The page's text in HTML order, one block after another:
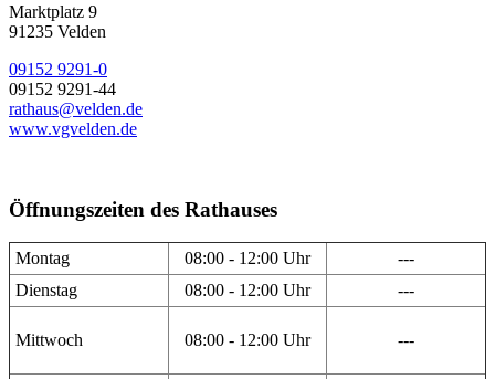
Marktplatz 9
91235 Velden
09152 9291-0
09152 9291-44
rathaus@velden.de
www.vgvelden.de
Öffnungszeiten des Rathauses
Montag 08:00 - 12:00 Uhr
---
Dienstag
08:00 - 12:00 Uhr ---
Mittwoch 08:00 - 12:00 Uhr ---